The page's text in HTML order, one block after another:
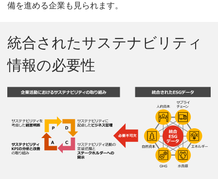
備を進める企業も見られます。
統合されたサステナビリティ
情報の必要性